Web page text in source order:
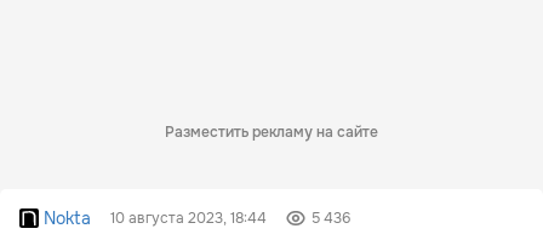
Разместить рекламу на сайте
Nokta 10 августа 2023, 18:44 5 436